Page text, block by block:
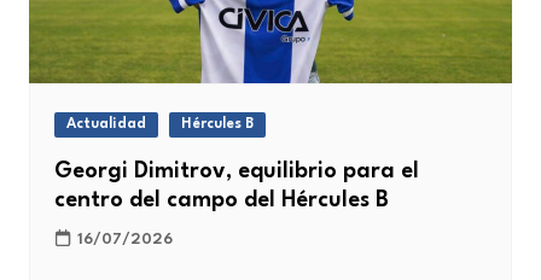
Actualidad Hércules B
Georgi Dimitrov, equilibrio para el
centro del campo del Hércules B
16/07/2026